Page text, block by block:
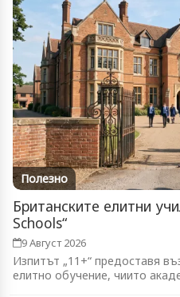
Полезно
Британските елитни
Schools“
9 Август 2026
Изпитът „11+“ предоставя
елитно обучение, чиито